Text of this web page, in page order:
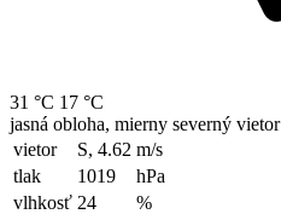
31 °C 17 °C
jasná obloha, mierny severný vietor
vietor
S, 4.62 m/s
tlak
1019
hPa
vlhkosť 24 %